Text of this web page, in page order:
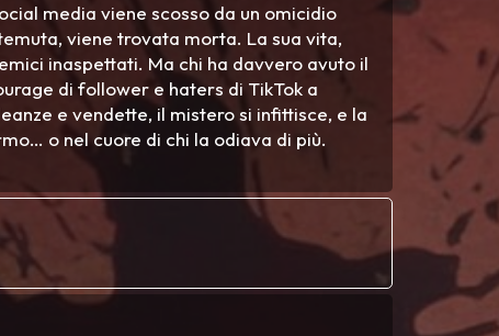
media viene scosso da un omicidio
viene trovata morta. La sua vita,
inaspettati. Ma chi ha davvero avuto il
di follower e haters di TikTok a
e vendette, il mistero si infittisce, e la
o nel cuore di chi la odiava di più.